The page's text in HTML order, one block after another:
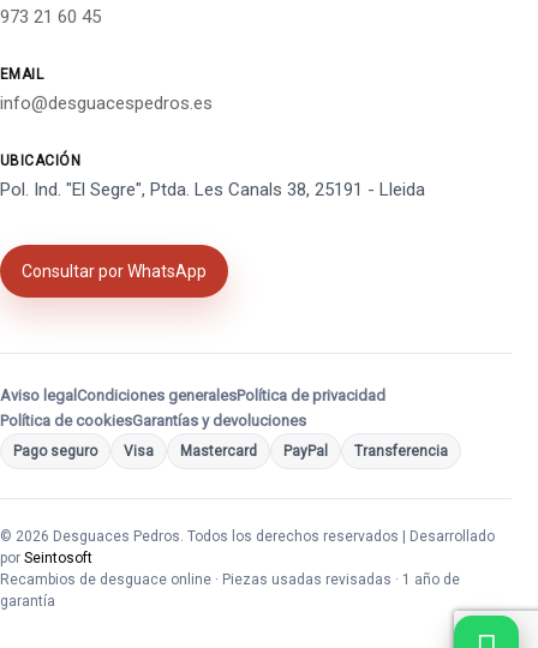
973 21 60 45
EMAIL
info@desguacespedros.es
UBICACIÓN
Pol. Ind. "El Segre", Ptda. Les Canals 38, 25191 - Lleida
Consultar por WhatsApp
Aviso legal Condiciones generalesPolítica de privacidad
Política de cookiesGarantías y devoluciones
Pago seguro Visa Mastercard PayPal Transferencia
© 2026 Desguaces Pedros. Todos los derechos reservados | Desarrollado
por Seintosoft
Recambios de desguace online · Piezas usadas revisadas · 1 año de
garantía